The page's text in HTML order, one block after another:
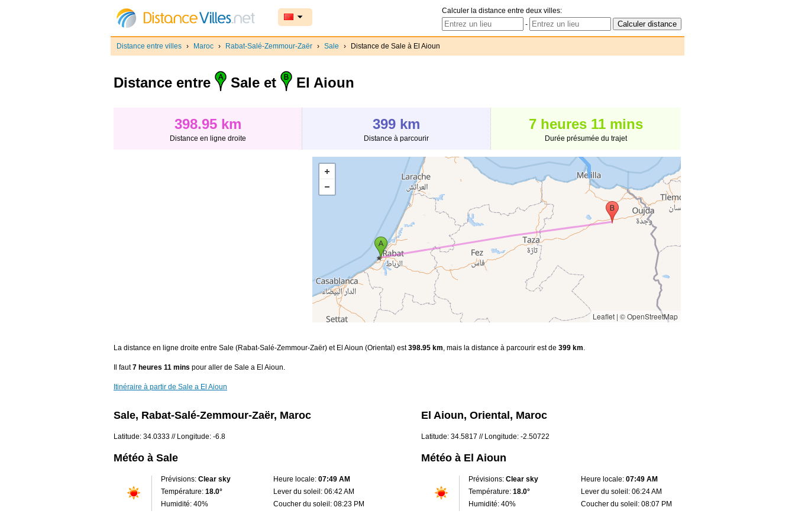
Calculer la distance entre deux villes:
-
Distance entre villes › Maroc › Rabat-Salé-Zemmour-Zaër › Sale › Distance de Sale à El Aioun
Distance entre Sale et El Aioun
398.95 km
Distance en ligne droite
399 km
Distance à parcourir
7 heures 11 mins
Durée présumée du trajet
Leaflet | © OpenStreetMap
La distance en ligne droite entre Sale (Rabat-Salé-Zemmour-Zaër) et El Aioun (Oriental) est398.95 km, mais la distance à parcourir est de 399 km.
Il faut7 heures 11 mins pour aller de Sale a El Aioun.
Itinéraire à partir de Sale a El Aioun
Sale, Rabat-Salé-Zemmour-Zaër, Maroc
Latitude: 34.0333 // Longitude: -6.8
Météo à Sale
Prévisions: Clear sky
Température: 18.0°
Humidité: 40%
Heure locale: 07:49 AM
Lever du soleil: 06:42 AM
Coucher du soleil: 08:23 PM
El Aioun, Oriental, Maroc
Latitude: 34.5817 // Longitude: -2.50722
Météo à El Aioun
Prévisions: Clear sky
Température: 18.0°
Humidité: 40%
Heure locale: 07:49 AM
Lever du soleil: 06:24 AM
Coucher du soleil: 08:07 PM